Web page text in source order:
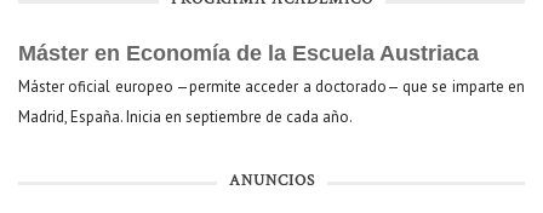
Máster en Economía de la Escuela Austriaca
Máster oficial europeo —permite acceder a doctorado— que se imparte en
Madrid, España. Inicia en septiembre de cada año.
ANUNCIOS